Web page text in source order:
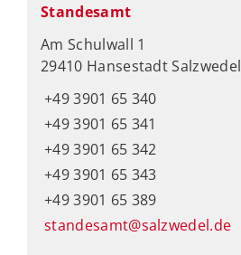
Standesamt
Am Schulwall 1
29410 Hansestadt Salzwedel
+49 3901 65 340
+49 3901 65 341
+49 3901 65 342
+49 3901 65 343
+49 3901 65 389
standesamt@salzwedel.de